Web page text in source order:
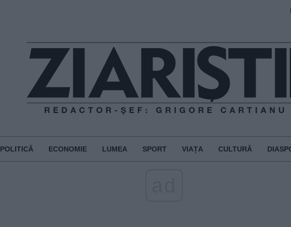
POLITICĂ ECONOMIE LUMEA SPORT VIAȚA CULTURĂ